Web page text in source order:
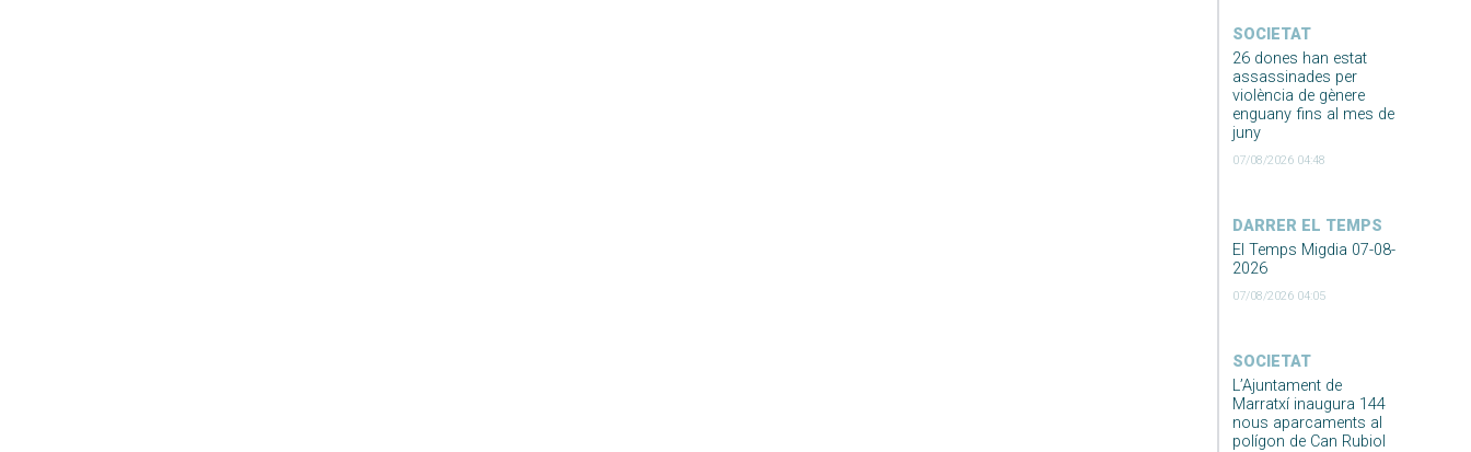
SOCIETAT
26 dones han estat
assassinades per
violència de gènere
enguany fins al mes de
juny
07/08/2026 04:48
DARRER EL TEMPS
El Temps Migdia 07-08-
2026
07/08/2026 04:05
SOCIETAT
L’Ajuntament de
Marratxí inaugura 144
nous aparcaments al
polígon de Can Rubiol